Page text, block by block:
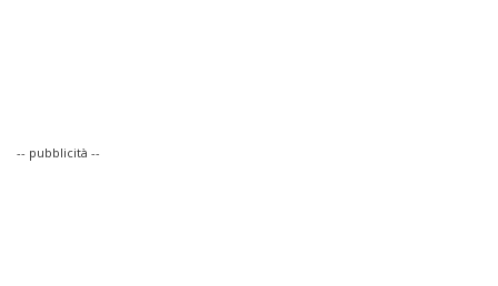
-- pubblicità --